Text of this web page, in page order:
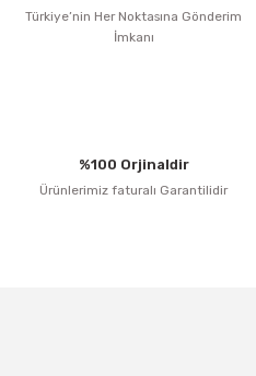
Türkiye’nin Her Noktasına Gönderim
İmkanı
%100 Orjinaldir
Ürünlerimiz faturalı Garantilidir